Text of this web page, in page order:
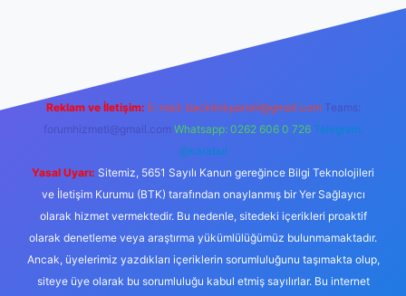
Reklam ve İletişim: E-mail: backlinkpaneli@gmail.com Teams:
forumhizmeti@gmail.com Whatsapp: 0262 606 0 726 Telegram:
@karabul
Yasal Uyarı: Sitemiz, 5651 Sayılı Kanun gereğince Bilgi Teknolojileri
ve İletişim Kurumu (BTK) tarafından onaylanmış bir Yer Sağlayıcı
olarak hizmet vermektedir. Bu nedenle, sitedeki içerikleri proaktif
olarak denetleme veya araştırma yükümlülüğümüz bulunmamaktadır.
Ancak, üyelerimiz yazdıkları içeriklerin sorumluluğunu taşımakta olup,
siteye üye olarak bu sorumluluğu kabul etmiş sayılırlar. Bu internet